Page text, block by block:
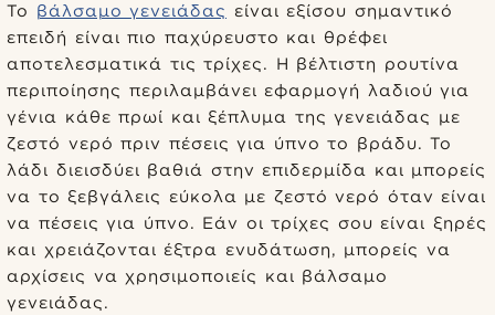
Το βάλσαμο γενειάδας είναι εξίσου σημαντικό
επειδή είναι πιο παχύρευστο και θρέφει
αποτελεσματικά τις τρίχες. Η βέλτιστη ρουτίνα
περιποίησης περιλαμβάνει εφαρμογή λαδιού για
γένια κάθε πρωί και ξέπλυμα της γενειάδας με
ζεστό νερό πριν πέσεις για ύπνο το βράδυ. Το
λάδι διεισδύει βαθιά στην επιδερμίδα και μπορείς
να το ξεβγάλεις εύκολα με ζεστό νερό όταν είναι
να πέσεις για ύπνο. Εάν οι τρίχες σου είναι ξηρές
και χρειάζονται έξτρα ενυδάτωση, μπορείς να
αρχίσεις να χρησιμοποιείς και βάλσαμο
γενειάδας.